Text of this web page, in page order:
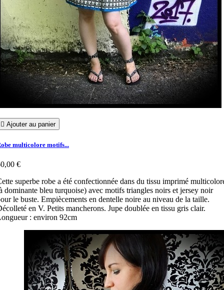
 Ajouter au panier
multicolore motifs...
€
superbe robe a été confectionnée dans du tissu imprimé
dominante bleu turquoise) avec motifs triangles noirs et jersey noir
le buste. Empiècements en dentelle noire au niveau de la taille.
en V. Petits mancherons. Jupe doublée en tissu gris clair.
: environ 92cm